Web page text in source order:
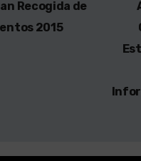
Recogida de
2015